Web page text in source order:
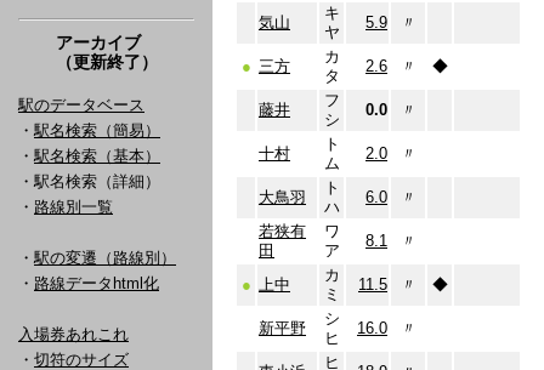
アーカイブ
（更新終了）
駅のデータベース
・ 駅名検索（簡易）
・ 駅名検索（基本）
・駅名検索（詳細）
・ 路線別一覧
・ 駅の変遷（路線別）
・ 路線データhtml化
入場券あれこれ
・ 切符のサイズ
気山
キ
ヤ
5.9 〃
● 三方
カ
タ
2.6 〃 ◆
藤井
フ
シ
0.0 〃
十村
ト
ム
2.0 〃
大鳥羽
ト
ハ
6.0
〃
若狭有
田
ワ
ア
8.1 〃
● 上中
カ
ミ
11.5 〃 ◆
新平野
シ
ヒ
16.0 〃
ヒ